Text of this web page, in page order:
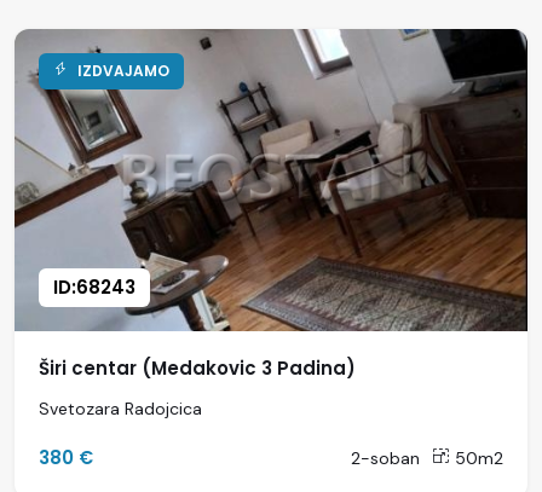
ID:68243
IZDVAJAMO
Širi centar (Medakovic 3 Padina)
Svetozara Radojcica
380 € 2-soban 50m2